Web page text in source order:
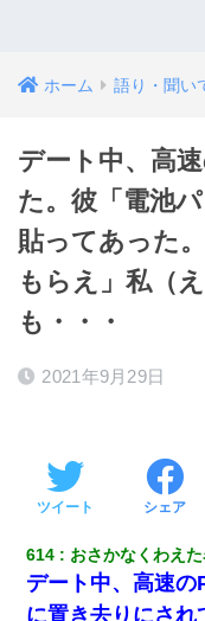
ホーム 語り・聞い
デート中、高
た。彼「電池
貼ってあった
もらえ」私（
も・・・
2021年9月29日
ツイート シェア
614 おさかなくわえ
デート中、高速
に置き去りにされ